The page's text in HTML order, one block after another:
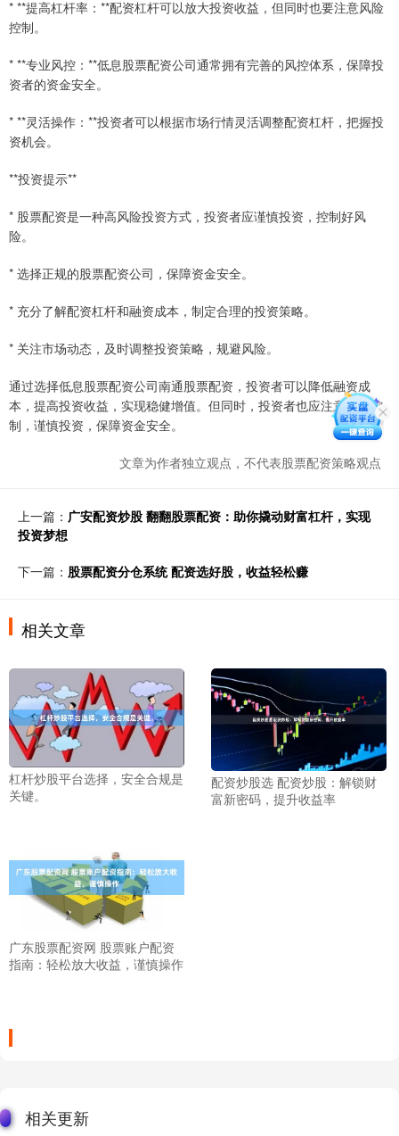
* **提高杠杆率：**配资杠杆可以放大投资收益，但同时也要注意风险
控制。
* **专业风控：**低息股票配资公司通常拥有完善的风控体系，保障投
资者的资金安全。
* **灵活操作：**投资者可以根据市场行情灵活调整配资杠杆，把握投
资机会。
**投资提示**
* 股票配资是一种高风险投资方式，投资者应谨慎投资，控制好风
险。
* 选择正规的股票配资公司，保障资金安全。
* 充分了解配资杠杆和融资成本，制定合理的投资策略。
* 关注市场动态，及时调整投资策略，规避风险。
通过选择低息股票配资公司南通股票配资，投资者可以降低融资成
本，提高投资收益，实现稳健增值。但同时，投资者也应注意风险控
制，谨慎投资，保障资金安全。
文章为作者独立观点，不代表股票配资策略观点
上一篇： 广安配资炒股 翻翻股票配资：助你撬动财富杠杆，实现
投资梦想
下一篇： 股票配资分仓系统 配资选好股，收益轻松赚
相关文章
杠杆炒股平台选择，安全合规是
关键。
配资炒股选 配资炒股：解锁财
富新密码，提升收益率
广东股票配资网 股票账户配资
指南：轻松放大收益，谨慎操作
相关更新